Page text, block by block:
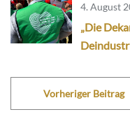
4. August
„Die
Vorheriger Beitrag